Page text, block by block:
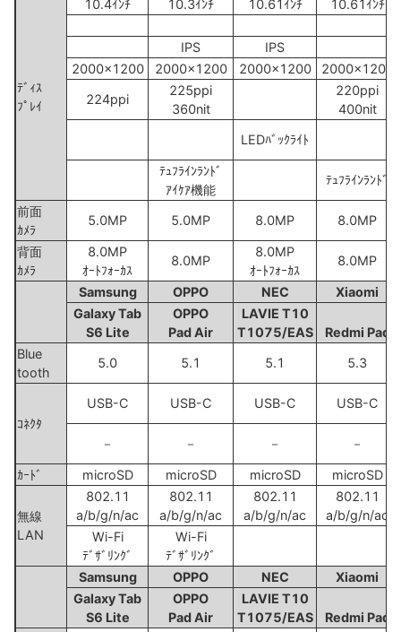
ﾃﾞｨｽ
ﾌﾟﾚｲ
10.4ｲﾝﾁ 10.3ｲﾝﾁ 10.61ｲﾝﾁ 10.61ｲﾝﾁ
IPS
IPS
2000x1200
2000x1200 2000x1200
2000x1200
224ppi
225ppi
360nit
220ppi
400nit
LEDﾊﾞｯｸﾗｲﾄ
ﾃｭﾌﾗｲﾝﾗﾝﾄﾞ
ｱｲｹｱ機能
ﾃｭﾌﾗｲﾝﾗﾝﾄﾞ
前面
ｶﾒﾗ
5.0MP 5.0MP 8.0MP 8.0MP
背面
ｶﾒﾗ
8.0MP
ｵｰﾄﾌｫｰｶｽ
8.0MP
8.0MP
ｵｰﾄﾌｫｰｶｽ
8.0MP
Samsung OPPO NEC
Xiaomi
Galaxy Tab
S6 Lite
OPPO
Pad Air
LAVIE T10
T1075/EAS
Redmi Pad
Blue
tooth
5.0 5.1 5.1 5.3
ｺﾈｸﾀ
USB-C USB-C USB-C USB-C
－ － － －
ｶｰﾄﾞ microSD microSD microSD microSD
無線
LAN
802.11
a/b/g/n/ac
802.11
a/b/g/n/ac
802.11
a/b/g/n/ac
802.11
a/b/g/n/ac
Wi-Fi
ﾃﾞｻﾞﾘﾝｸﾞ
Wi-Fi
ﾃﾞｻﾞﾘﾝｸﾞ
Samsung
OPPO NEC
Xiaomi
Galaxy Tab
S6 Lite
OPPO
Pad Air
LAVIE T10
T1075/EAS
Redmi Pad